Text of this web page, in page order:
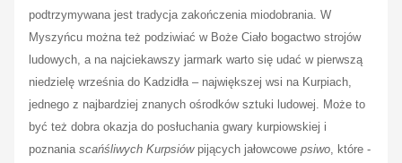
podtrzymywana jest tradycja zakończenia miodobrania. W
Myszyńcu można też podziwiać w Boże Ciało bogactwo strojów
ludowych, a na najciekawszy jarmark warto się udać w pierwszą
niedzielę września do Kadzidła – największej wsi na Kurpiach,
jednego z najbardziej znanych ośrodków sztuki ludowej. Może to
być też dobra okazja do posłuchania gwary kurpiowskiej i
poznania scańśliwych Kurpsiówpijących jałowcowe psiwo , które -